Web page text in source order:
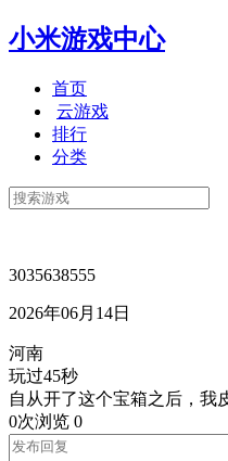
小米游戏中心
首页
云游戏
排行
分类
3035638555
2026年06月14日
河南
玩过45秒
自从开了这个宝箱之后，我
0次浏览 0